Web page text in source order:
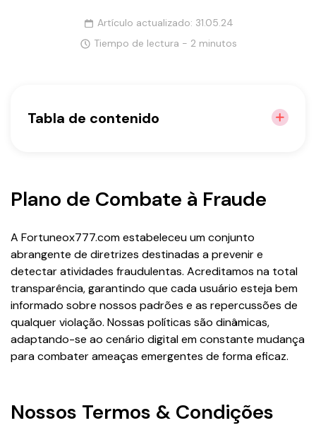
Artículo actualizado: 31.05.24
Tiempo de lectura - 2 minutos
Tabla de contenido
Protocolos de Segurança Avançados
Fraude
Plano de Combate à Fraude
A Fortuneox777.com estabeleceu um conjunto
abrangente de diretrizes destinadas a prevenir e
detectar atividades fraudulentas. Acreditamos na total
transparência, garantindo que cada usuário esteja bem
informado sobre nossos padrões e as repercussões de
qualquer violação. Nossas políticas são dinâmicas,
adaptando-se ao cenário digital em constante mudança
para combater ameaças emergentes de forma eficaz.
Nossos Termos & Condições